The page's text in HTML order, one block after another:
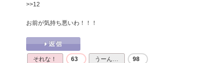
>>12
お前が気持ち悪いわ！！！
それな！ 63 うーん… 98